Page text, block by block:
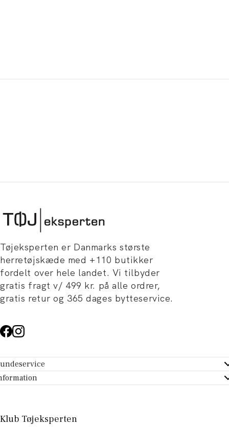
Tøjeksperten er Danmarks største
herretøjskæde med +110 butikker
fordelt over hele landet. Vi tilbyder
gratis fragt v/ 499 kr. på alle ordrer,
gratis retur og 365 dages bytteservice.
- Hjælpecenter
dit køb
Tøjeksperten
og artikler
Klub Tøjeksperten